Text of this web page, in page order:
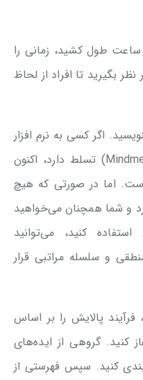
طول کشید، زمانی را
بگیرید تا افراد از لحاظ
اگر کسی به نرم افزار
یا Mindmeister) تسلط دارد، اکنون
اما در صورتی که هیچ
و شما همچنان می‌خواهید
کنید، می‌توانید
و سلسله مراتبی قرار
پالایش را بر اساس
کنید. گروهی از ایده‌های
کنید. سپس فهرستی از